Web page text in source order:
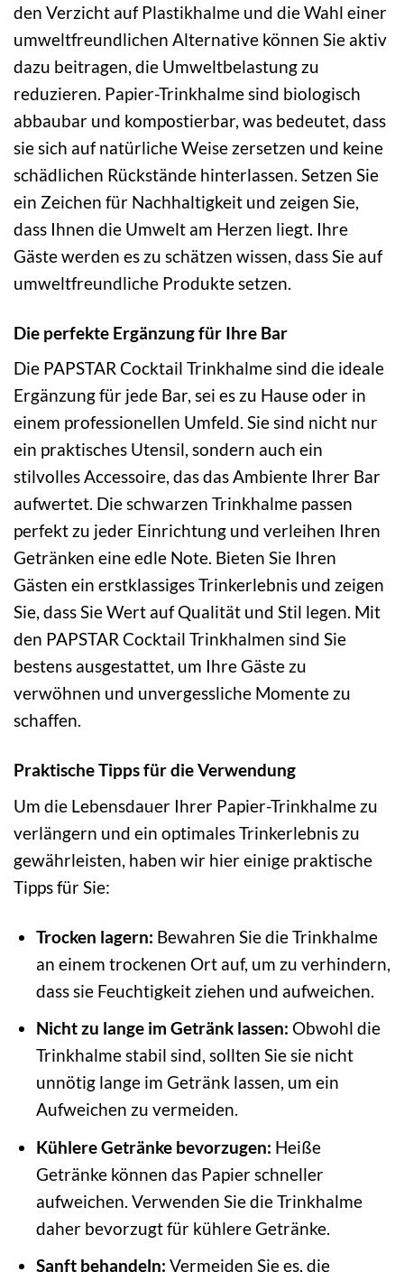
den Verzicht auf Plastikhalme und die Wahl einer
umweltfreundlichen Alternative können Sie aktiv
dazu beitragen, die Umweltbelastung zu
reduzieren. Papier-Trinkhalme sind biologisch
abbaubar und kompostierbar, was bedeutet, dass
sie sich auf natürliche Weise zersetzen und keine
schädlichen Rückstände hinterlassen. Setzen Sie
ein Zeichen für Nachhaltigkeit und zeigen Sie,
dass Ihnen die Umwelt am Herzen liegt. Ihre
Gäste werden es zu schätzen wissen, dass Sie auf
umweltfreundliche Produkte setzen.
Die perfekte Ergänzung für Ihre Bar
Die PAPSTAR Cocktail Trinkhalme sind die ideale
Ergänzung für jede Bar, sei es zu Hause oder in
einem professionellen Umfeld. Sie sind nicht nur
ein praktisches Utensil, sondern auch ein
stilvolles Accessoire, das das Ambiente Ihrer Bar
aufwertet. Die schwarzen Trinkhalme passen
perfekt zu jeder Einrichtung und verleihen Ihren
Getränken eine edle Note. Bieten Sie Ihren
Gästen ein erstklassiges Trinkerlebnis und zeigen
Sie, dass Sie Wert auf Qualität und Stil legen. Mit
den PAPSTAR Cocktail Trinkhalmen sind Sie
bestens ausgestattet, um Ihre Gäste zu
verwöhnen und unvergessliche Momente zu
schaffen.
Praktische Tipps für die Verwendung
Um die Lebensdauer Ihrer Papier-Trinkhalme zu
verlängern und ein optimales Trinkerlebnis zu
gewährleisten, haben wir hier einige praktische
Tipps für Sie:
Trocken lagern: Bewahren Sie die Trinkhalme
an einem trockenen Ort auf, um zu verhindern,
dass sie Feuchtigkeit ziehen und aufweichen.
Nicht zu lange im Getränk lassen: Obwohl die
Trinkhalme stabil sind, sollten Sie sie nicht
unnötig lange im Getränk lassen, um ein
Aufweichen zu vermeiden.
Kühlere Getränke bevorzugen: Heiße
Getränke können das Papier schneller
aufweichen. Verwenden Sie die Trinkhalme
daher bevorzugt für kühlere Getränke.
Sanft behandeln: Vermeiden Sie es, die